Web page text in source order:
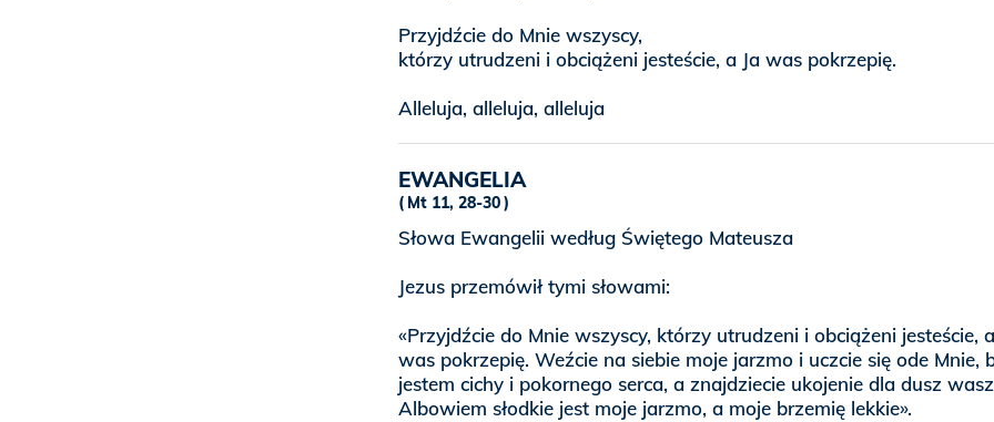
Przyjdźcie do Mnie wszyscy,
którzy utrudzeni i obciążeni jesteście, a Ja was pokrzepię.
Alleluja, alleluja, alleluja
EWANGELIA
Mt 11, 28-30
Słowa Ewangelii według Świętego Mateusza
Jezus przemówił tymi słowami:
«Przyjdźcie do Mnie wszyscy, którzy utrudzeni i obciążeni jesteście,
was pokrzepię. Weźcie na siebie moje jarzmo i uczcie się ode Mnie,
jestem cichy i pokornego serca, a znajdziecie ukojenie dla dusz
Albowiem słodkie jest moje jarzmo, a moje brzemię lekkie».